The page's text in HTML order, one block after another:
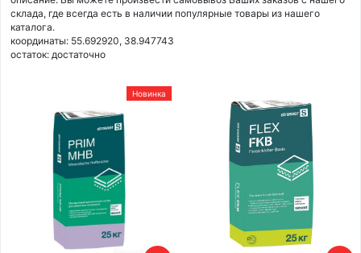
склада, где всегда есть в наличии популярные товары из нашего
каталога.
координаты: 55.692920, 38.947743
остаток: достаточно
Новинка